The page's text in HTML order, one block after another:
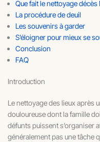
Que fait le nettoyage décès
La procédure de deuil
Les souvenirs à garder
S’éloigner pour mieux se
Conclusion
FAQ
Introduction
Le nettoyage des lieux après
douloureuse dont la famille
défunts puissent s’organiser
généralement pas une tâche